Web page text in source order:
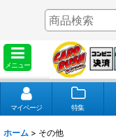
メニュー
マイページ 特集
ホーム > その他